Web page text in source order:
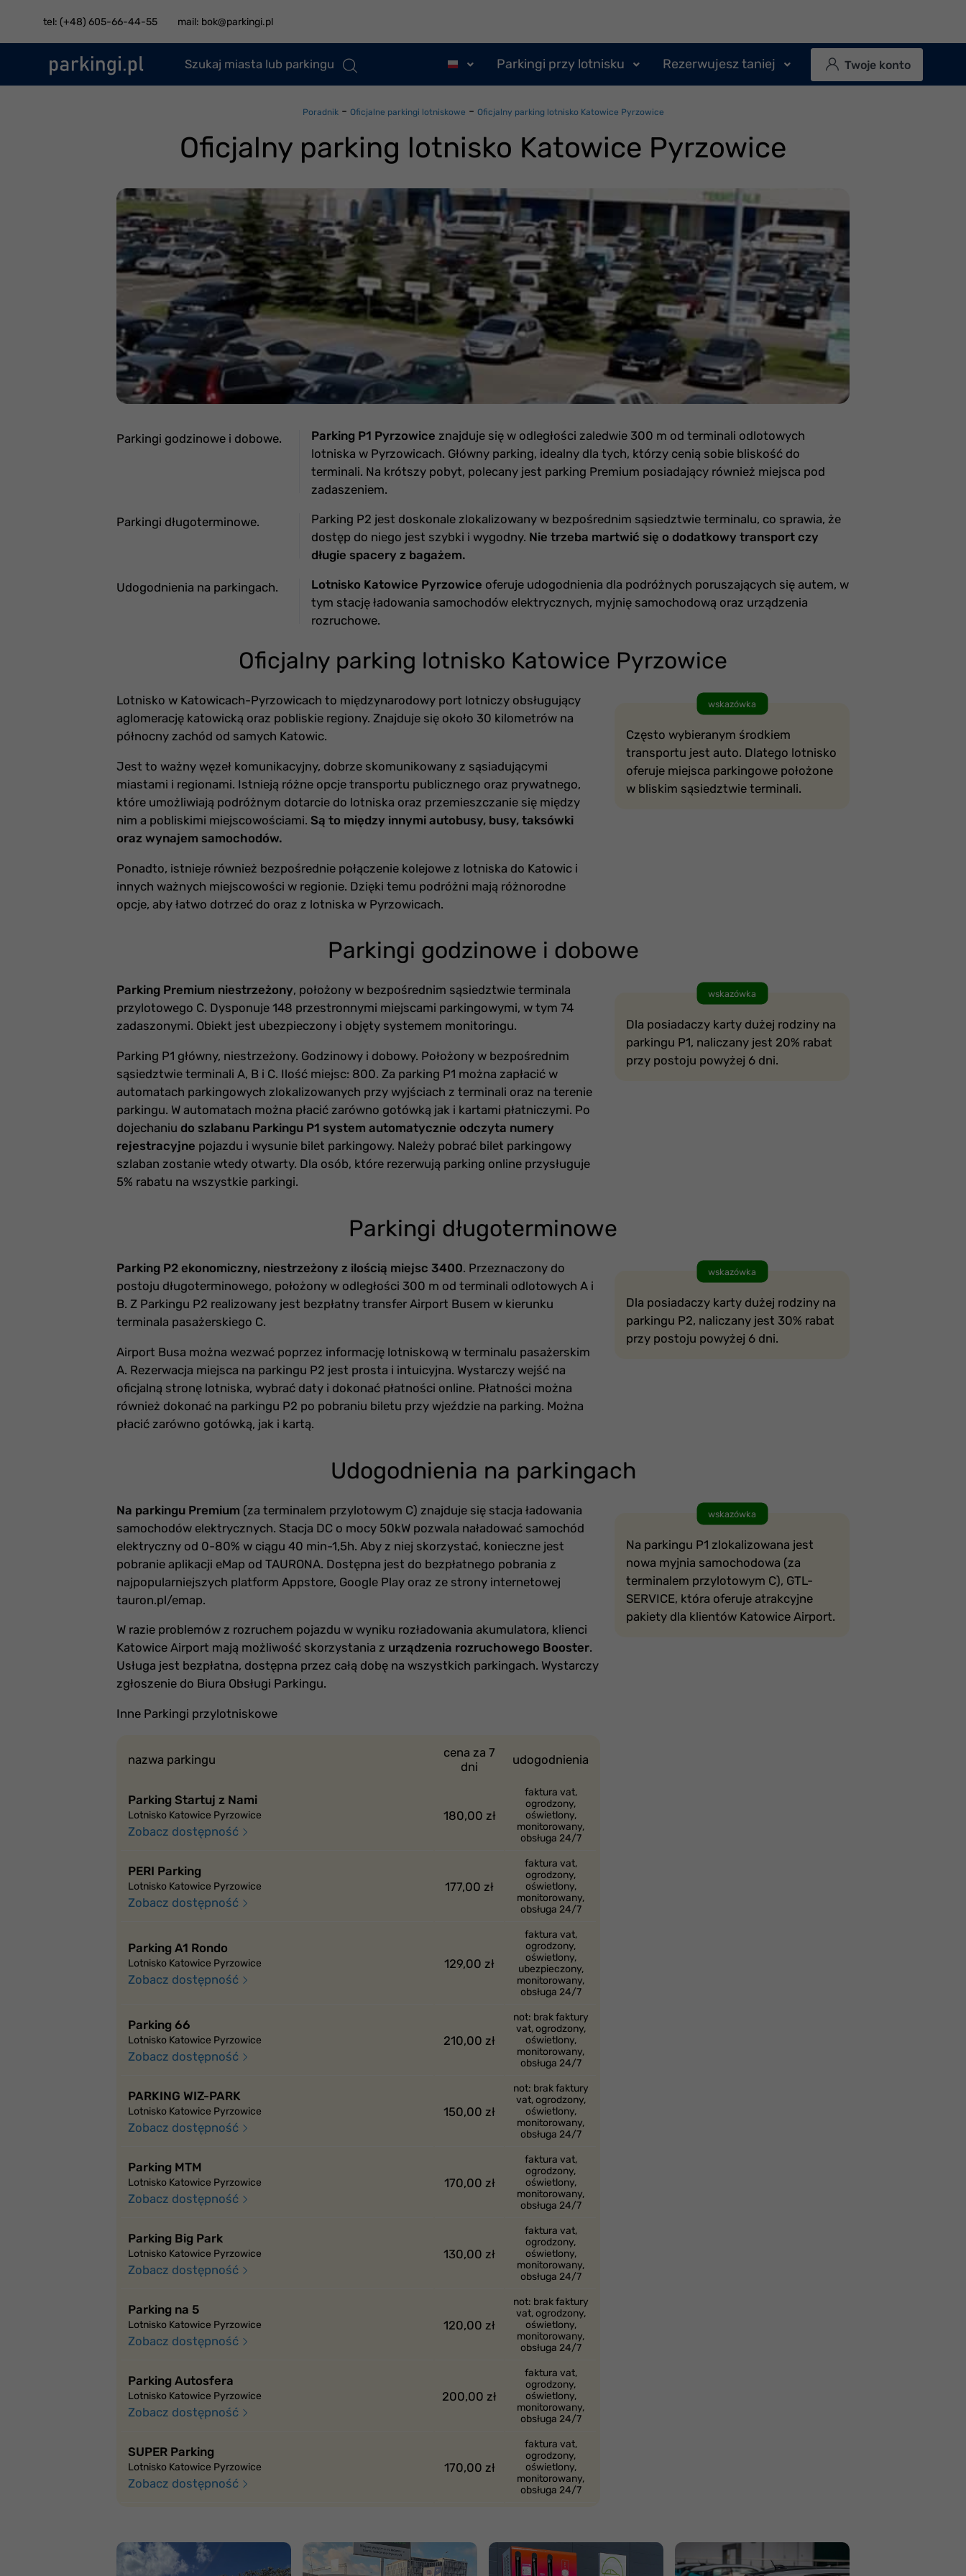
tel: (+48) 605-66-44-55 mail: bok@parkingi.pl
Szukaj miasta lub parkingu Parkingi przy lotnisku Rezerwujesz taniej Twoje konto
Poradnik- Oficjalne parkingi lotniskowe - Oficjalny parking lotnisko Katowice Pyrzowice
Oficjalny parking lotnisko Katowice Pyrzowice
Parkingi godzinowe i dobowe. Parking P1 Pyrzowice znajduje się w odległości zaledwie 300 m od terminali odlotowych
lotniska w Pyrzowicach. Główny parking, idealny dla tych, którzy cenią sobie bliskość do
terminali. Na krótszy pobyt, polecany jest parking Premium posiadający również miejsca pod
zadaszeniem.
Parkingi długoterminowe.
Parking P2 jest doskonale zlokalizowany w bezpośrednim sąsiedztwie terminalu, co sprawia, że
dostęp do niego jest szybki i wygodny. Nie trzeba martwić się o dodatkowy transport czy
długie spacery z bagażem.
Udogodnienia na parkingach. Lotnisko Katowice Pyrzowice oferuje udogodnienia dla podróżnych poruszających się autem, w
tym stację ładowania samochodów elektrycznych, myjnię samochodową oraz urządzenia
rozruchowe.
Oficjalny parking lotnisko Katowice Pyrzowice
Lotnisko w Katowicach-Pyrzowicach to międzynarodowy port lotniczy obsługujący
aglomerację katowicką oraz pobliskie regiony. Znajduje się około 30 kilometrów na
północny zachód od samych Katowic.
Jest to ważny węzeł komunikacyjny, dobrze skomunikowany z sąsiadującymi
miastami i regionami. Istnieją różne opcje transportu publicznego oraz prywatnego,
które umożliwiają podróżnym dotarcie do lotniska oraz przemieszczanie się między
nim a pobliskimi miejscowościami. Są to między innymi autobusy, busy, taksówki
oraz wynajem samochodów.
Ponadto, istnieje również bezpośrednie połączenie kolejowe z lotniska do Katowic i
innych ważnych miejscowości w regionie. Dzięki temu podróżni mają różnorodne
opcje, aby łatwo dotrzeć do oraz z lotniska w Pyrzowicach.
wskazówka
Często wybieranym środkiem
transportu jest auto. Dlatego lotnisko
oferuje miejsca parkingowe położone
w bliskim sąsiedztwie terminali.
Parkingi godzinowe i dobowe
Parking Premium niestrzeżony, położony w bezpośrednim sąsiedztwie terminala
przylotowego C. Dysponuje 148 przestronnymi miejscami parkingowymi, w tym 74
zadaszonymi. Obiekt jest ubezpieczony i objęty systemem monitoringu.
Parking P1 główny, niestrzeżony. Godzinowy i dobowy. Położony w bezpośrednim
sąsiedztwie terminali A, B i C. Ilość miejsc: 800. Za parking P1 można zapłacić w
automatach parkingowych zlokalizowanych przy wyjściach z terminali oraz na terenie
parkingu. W automatach można płacić zarówno gotówką jak i kartami płatniczymi. Po
dojechaniu do szlabanu Parkingu P1 system automatycznie odczyta numery
rejestracyjne pojazdu i wysunie bilet parkingowy. Należy pobrać bilet parkingowy
szlaban zostanie wtedy otwarty. Dla osób, które rezerwują parking online przysługuje
5% rabatu na wszystkie parkingi.
wskazówka
Dla posiadaczy karty dużej rodziny na
parkingu P1, naliczany jest 20% rabat
przy postoju powyżej 6 dni.
Parkingi długoterminowe
Parking P2 ekonomiczny, niestrzeżony z ilością miejsc 3400. Przeznaczony do
postoju długoterminowego, położony w odległości 300 m od terminali odlotowych A i
B. Z Parkingu P2 realizowany jest bezpłatny transfer Airport Busem w kierunku
terminala pasażerskiego C.
Airport Busa można wezwać poprzez informację lotniskową w terminalu pasażerskim
A. Rezerwacja miejsca na parkingu P2 jest prosta i intuicyjna. Wystarczy wejść na
oficjalną stronę lotniska, wybrać daty i dokonać płatności online. Płatności można
również dokonać na parkingu P2 po pobraniu biletu przy wjeździe na parking. Można
płacić zarówno gotówką, jak i kartą.
wskazówka
Dla posiadaczy karty dużej rodziny na
parkingu P2, naliczany jest 30% rabat
przy postoju powyżej 6 dni.
Udogodnienia na parkingach
Na parkingu Premium (za terminalem przylotowym C) znajduje się stacja ładowania
samochodów elektrycznych. Stacja DC o mocy 50kW pozwala naładować samochód
elektryczny od 0-80% w ciągu 40 min-1,5h. Aby z niej skorzystać, konieczne jest
pobranie aplikacji eMap od TAURONA. Dostępna jest do bezpłatnego pobrania z
najpopularniejszych platform Appstore, Google Play oraz ze strony internetowej
tauron.pl/emap.
W razie problemów z rozruchem pojazdu w wyniku rozładowania akumulatora, klienci
Katowice Airport mają możliwość skorzystania z urządzenia rozruchowego Booster.
Usługa jest bezpłatna, dostępna przez całą dobę na wszystkich parkingach. Wystarczy
zgłoszenie do Biura Obsługi Parkingu.
Inne Parkingi przylotniskowe
nazwa parkingu
cena za 7
dni
udogodnienia
Parking Startuj z Nami
Lotnisko Katowice Pyrzowice
Zobacz dostępność
180,00 zł
faktura vat,
ogrodzony,
oświetlony,
monitorowany,
obsługa 24/7
PERI Parking
Lotnisko Katowice Pyrzowice
Zobacz dostępność
177,00 zł
faktura vat,
ogrodzony,
oświetlony,
monitorowany,
obsługa 24/7
Parking A1 Rondo
Lotnisko Katowice Pyrzowice
Zobacz dostępność
129,00 zł
faktura vat,
ogrodzony,
oświetlony,
ubezpieczony,
monitorowany,
obsługa 24/7
Parking 66
Lotnisko Katowice Pyrzowice
Zobacz dostępność
210,00 zł
not: brak faktury
vat, ogrodzony,
oświetlony,
monitorowany,
obsługa 24/7
PARKING WIZ-PARK
Lotnisko Katowice Pyrzowice
Zobacz dostępność
150,00 zł
not: brak faktury
vat, ogrodzony,
oświetlony,
monitorowany,
obsługa 24/7
Parking MTM
Lotnisko Katowice Pyrzowice
Zobacz dostępność
170,00 zł
faktura vat,
ogrodzony,
oświetlony,
monitorowany,
obsługa 24/7
Parking Big Park
Lotnisko Katowice Pyrzowice
Zobacz dostępność
130,00 zł
faktura vat,
ogrodzony,
oświetlony,
monitorowany,
obsługa 24/7
Parking na 5
Lotnisko Katowice Pyrzowice
Zobacz dostępność
120,00 zł
not: brak faktury
vat, ogrodzony,
oświetlony,
monitorowany,
obsługa 24/7
Parking Autosfera
Lotnisko Katowice Pyrzowice
Zobacz dostępność
200,00 zł
faktura vat,
ogrodzony,
oświetlony,
monitorowany,
obsługa 24/7
SUPER Parking
Lotnisko Katowice Pyrzowice
Zobacz dostępność
170,00 zł
faktura vat,
ogrodzony,
oświetlony,
monitorowany,
obsługa 24/7
wskazówka
Na parkingu P1 zlokalizowana jest
nowa myjnia samochodowa (za
terminalem przylotowym C), GTL-
SERVICE, która oferuje atrakcyjne
pakiety dla klientów Katowice Airport.